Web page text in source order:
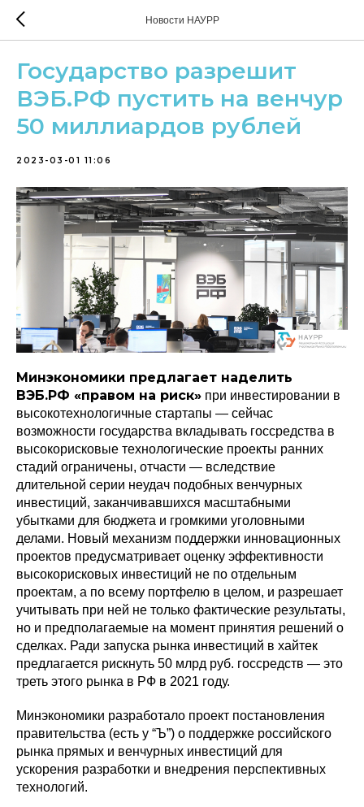
Новости НАУРР
Государство разрешит
ВЭБ.РФ пустить на венчур
50 миллиардов рублей
2023-03-01 11:06
Минэкономики предлагает наделить
ВЭБ.РФ «правом на риск» при инвестировании в
высокотехнологичные стартапы — сейчас
возможности государства вкладывать госсредства в
высокорисковые технологические проекты ранних
стадий ограничены, отчасти — вследствие
длительной серии неудач подобных венчурных
инвестиций, заканчивавшихся масштабными
убытками для бюджета и громкими уголовными
делами. Новый механизм поддержки инновационных
проектов предусматривает оценку эффективности
высокорисковых инвестиций не по отдельным
проектам, а по всему портфелю в целом, и разрешает
учитывать при ней не только фактические результаты,
но и предполагаемые на момент принятия решений о
сделках. Ради запуска рынка инвестиций в хайтек
предлагается рискнуть 50 млрд руб. госсредств — это
треть этого рынка в РФ в 2021 году.
Минэкономики разработало проект постановления
правительства (есть у “Ъ”) о поддержке российского
рынка прямых и венчурных инвестиций для
ускорения разработки и внедрения перспективных
технологий.